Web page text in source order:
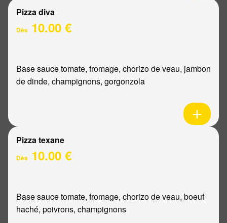
Pizza diva
Dès 10.00 €
Base sauce tomate, fromage, chorizo de veau, jambon
de dinde, champignons, gorgonzola
Pizza texane
Dès 10.00 €
Base sauce tomate, fromage, chorizo de veau, boeuf
haché, poivrons, champignons